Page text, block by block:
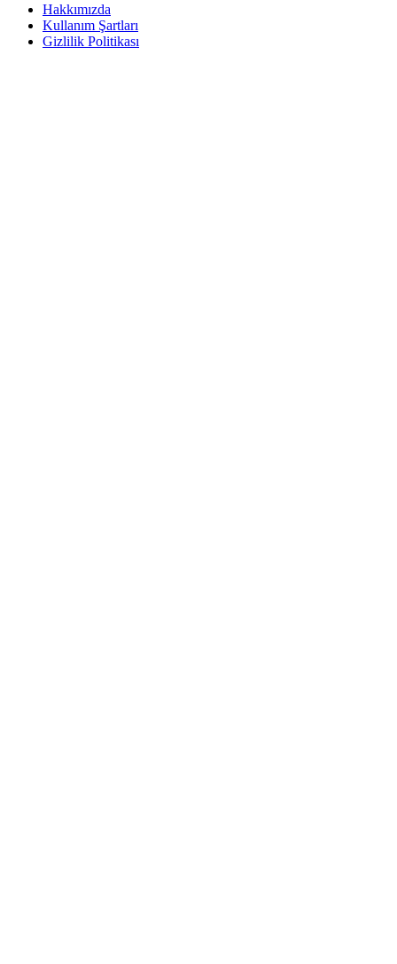
Hakkımızda
Kullanım Şartları
Gizlilik Politikası